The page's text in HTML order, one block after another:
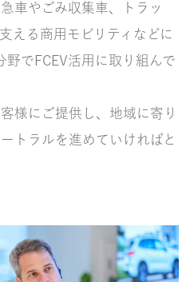
車やごみ収集車、トラッ
える商用モビリティなどに
野でFCEV活用に取り組んで
様にご提供し、地域に寄り
トラルを進めていければと